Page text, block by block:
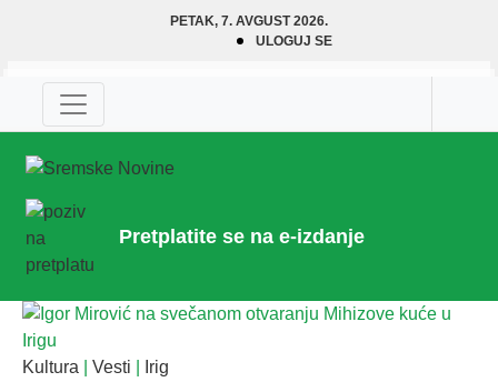
PETAK, 7. AVGUST 2026.
ULOGUJ SE
Pretplatite se na e-izdanje
Kultura Vesti
Irig